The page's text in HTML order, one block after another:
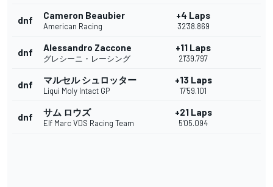
dnf Cameron Beaubier
American Racing
+4 Laps
32'38.869
dnf Alessandro Zaccone
グレシーニ・レーシング
+11 Laps
21'39.797
dnf マルセル シュロッター
Liqui Moly Intact GP
+13 Laps
17'59.101
dnf サム ロウズ
Elf Marc VDS Racing Team
+21 Laps
5'05.094